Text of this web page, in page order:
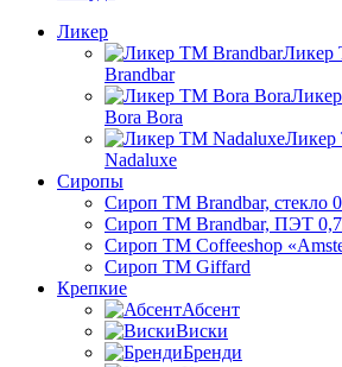
Ликер
Brandbar
Bora Bora
Nadaluxe
Сиропы
Сироп TM Brandbar, стекло
Сироп TM Brandbar, ПЭТ
Сироп TM Coffeeshop
Сироп TM Giffard
Крепкие
Абсент
Виски
Бренди